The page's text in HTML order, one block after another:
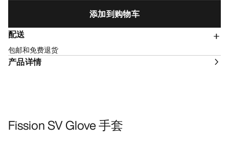
添加到购物车
配送
包邮和免费退货
产品详情
Fission SV Glove 手套